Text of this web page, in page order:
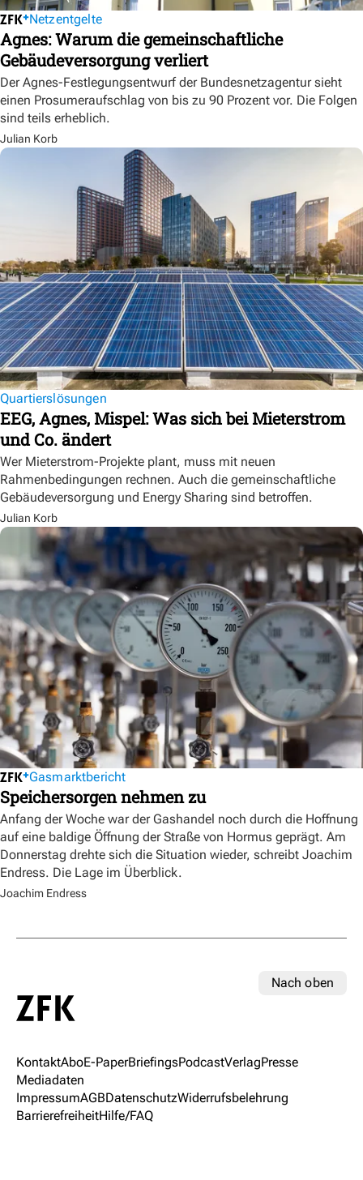
Netzentgelte
Agnes: Warum die gemeinschaftliche
Gebäudeversorgung verliert
Der Agnes-Festlegungsentwurf der Bundesnetzagentur sieht
einen Prosumeraufschlag von bis zu 90 Prozent vor. Die Folgen
sind teils erheblich.
Julian Korb
Quartierslösungen
EEG, Agnes, Mispel: Was sich bei Mieterstrom
und Co. ändert
Wer Mieterstrom-Projekte plant, muss mit neuen
Rahmenbedingungen rechnen. Auch die gemeinschaftliche
Gebäudeversorgung und Energy Sharing sind betroffen.
Julian Korb
Gasmarktbericht
Speichersorgen nehmen zu
Anfang der Woche war der Gashandel noch durch die Hoffnung
auf eine baldige Öffnung der Straße von Hormus geprägt. Am
Donnerstag drehte sich die Situation wieder, schreibt Joachim
Endress. Die Lage im Überblick.
Joachim Endress
Nach oben
KontaktAboE-PaperBriefingsPodcastVerlagPresse
Mediadaten
ImpressumAGBDatenschutzWiderrufsbelehrung
BarrierefreiheitHilfe/FAQ